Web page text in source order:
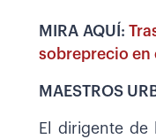
MIRA AQUÍ:
sobreprecio en
MAESTROS
El dirigente